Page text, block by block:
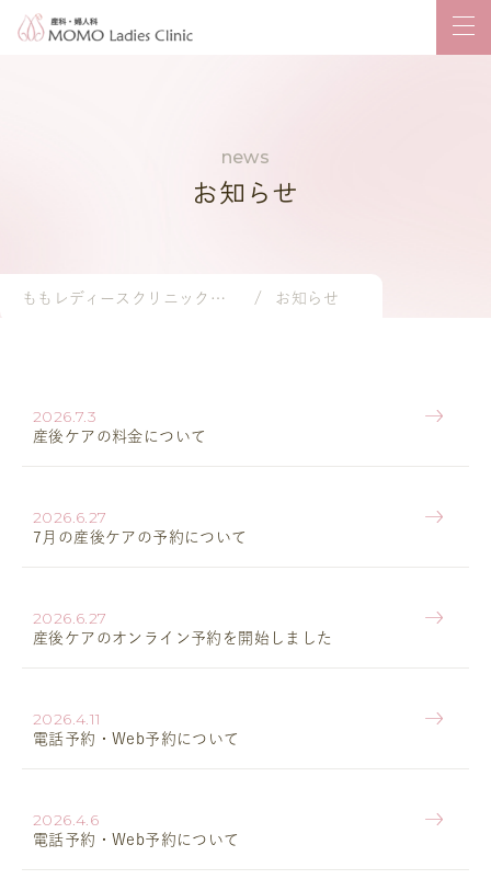
お知らせ
ももレディースクリニック｜岡山市の産婦人科・小児科 お知らせ
2026.7.3
産後ケアの料金について
2026.6.27
7月の産後ケアの予約について
2026.6.27
産後ケアのオンライン予約を開始しました
2026.4.11
電話予約・Web予約について
2026.4.6
電話予約・Web予約について